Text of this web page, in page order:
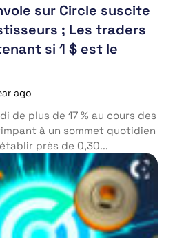
sur Circle suscite
; Les traders
si 1 $ est le
ago
de plus de 17 % au cours des
à un sommet quotidien
près de 0,30...